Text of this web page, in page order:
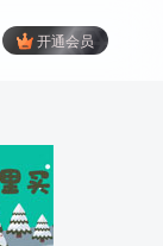
开通会员